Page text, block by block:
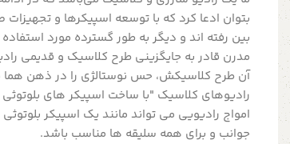
بتوان ادعا کرد که با توسعه اسپیکرها و
بین رفته اند و دیگر به طور گسترده مورد
مدرن قادر به جایگزینی طرح کلاسیک و قدیمی
آن طرح کلاسیکش، حس نوستالژی را در ذهن هما ما
رادیوهای کلاسیک "با ساخت اسپیکر های
امواج رادیویی می تواند مانند یک اسپیکر
جوانب و برای همه سلیقه ها مناسب باشد.